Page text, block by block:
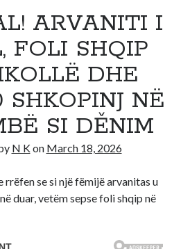
ARVANITI I
FOLI SHQIP
DHE
NË
SI DĚNIM
N Kon March 18, 2026
se si një fëmijë arvanitas u
duar, vetëm sepse foli shqip në